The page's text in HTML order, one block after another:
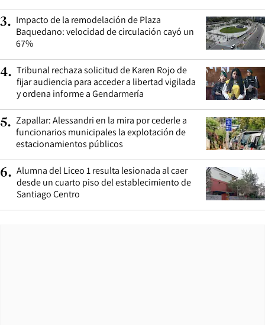
3. Impacto de la remodelación de Plaza
Baquedano: velocidad de circulación cayó un
67%
4. Tribunal rechaza solicitud de Karen Rojo de
fijar audiencia para acceder a libertad vigilada
y ordena informe a Gendarmería
5. Zapallar: Alessandri en la mira por cederle a
funcionarios municipales la explotación de
estacionamientos públicos
6. Alumna del Liceo 1 resulta lesionada al caer
desde un cuarto piso del establecimiento de
Santiago Centro